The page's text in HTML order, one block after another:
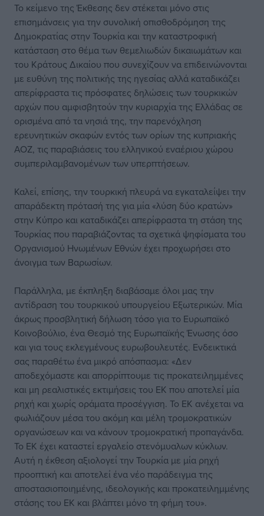
Το κείμενο της Έκθεσης δεν στέκεται μόνο στις
επισημάνσεις για την συνολική οπισθοδρόμηση της
Δημοκρατίας στην Τουρκία και την καταστροφική
κατάσταση στο θέμα των θεμελιωδών δικαιωμάτων και
του Κράτους Δικαίου που συνεχίζουν να επιδεινώνονται
με ευθύνη της πολιτικής της ηγεσίας αλλά καταδικάζει
απερίφραστα τις πρόσφατες δηλώσεις των τουρκικών
αρχών που αμφισβητούν την κυριαρχία της Ελλάδας σε
ορισμένα από τα νησιά της, την παρενόχληση
ερευνητικών σκαφών εντός των ορίων της κυπριακής
ΑΟΖ, τις παραβιάσεις του ελληνικού εναέριου χώρου
συμπεριλαμβανομένων των υπερπτήσεων.
Καλεί, επίσης, την τουρκική πλευρά να εγκαταλείψει την
απαράδεκτη πρότασή της για μία «λύση δύο κρατών»
στην Κύπρο και καταδικάζει απερίφραστα τη στάση της
Τουρκίας που παραβιάζοντας τα σχετικά ψηφίσματα του
Οργανισμού Ηνωμένων Εθνών έχει προχωρήσει στο
άνοιγμα των Βαρωσίων.
Παράλληλα, με έκπληξη διαβάσαμε όλοι μας την
αντίδραση του τουρκικού υπουργείου Εξωτερικών. Μία
άκρως προσβλητική δήλωση τόσο για το Ευρωπαϊκό
Κοινοβούλιο, ένα Θεσμό της Ευρωπαϊκής Ένωσης όσο
και για τους εκλεγμένους ευρωβουλευτές. Ενδεικτικά
σας παραθέτω ένα μικρό απόσπασμα: «Δεν
αποδεχόμαστε και απορρίπτουμε τις προκατειλημμένες
και μη ρεαλιστικές εκτιμήσεις του ΕΚ που αποτελεί μία
ρηχή και χωρίς οράματα προσέγγιση. Το ΕΚ ανέχεται να
φωλιάζουν μέσα του ακόμη και μέλη τρομοκρατικών
οργανώσεων και να κάνουν τρομοκρατική προπαγάνδα.
Το ΕΚ έχει καταστεί εργαλείο στενόμυαλων κύκλων.
Αυτή η έκθεση αξιολογεί την Τουρκία με μία ρηχή
προοπτική και αποτελεί ένα νέο παράδειγμα της
αποστασιοποιημένης, ιδεολογικής και προκατειλημμένης
στάσης του ΕΚ και βλάπτει μόνο τη φήμη του».